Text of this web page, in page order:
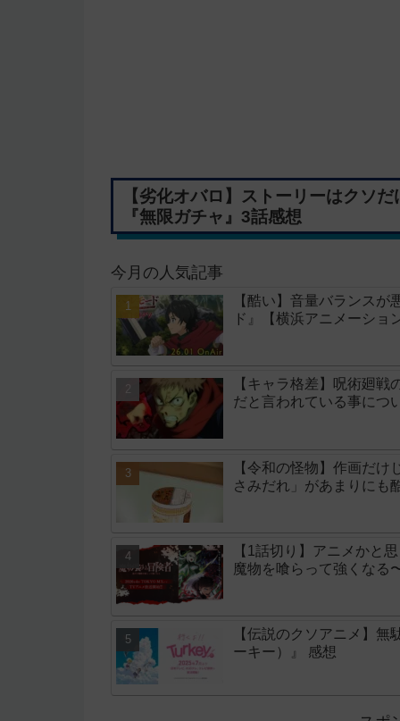
【劣化オバロ】ストーリーはクソ
『無限ガチャ』3話感想
今月の人気記事
【酷い】音量バランス
ド』【横浜アニメーショ
【キャラ格差】呪術廻
だと言われている事につ
【令和の怪物】作画だ
さみだれ」があまりにも
【1話切り】アニメかと
魔物を喰らって強くなる
【伝説のクソアニメ】
ーキー）』 感想